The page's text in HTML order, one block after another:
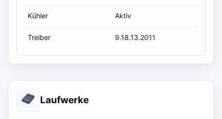
Kühler Aktiv
Treiber 9.18.13.2011
Laufwerke